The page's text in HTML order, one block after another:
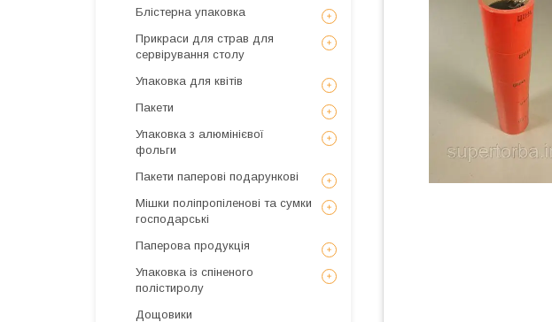
Блістерна упаковка
Прикраси для страв для
сервірування столу
Упаковка для квітів
Пакети
Упаковка з алюмінієвої
фольги
Пакети паперові подарункові
Мішки поліпропіленові та сумки
господарські
Паперова продукція
Упаковка із спіненого
полістиролу
Дощовики